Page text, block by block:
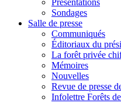
Présentations
Sondages
Salle de presse
Communiqués
Éditoriaux du
La forêt privée
Mémoires
Nouvelles
Revue de presse
Infolettre Forêts